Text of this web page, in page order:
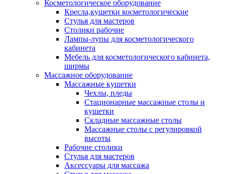
Косметологическое оборудование
Кресла,кушетки косметологические
Стулья для мастеров
Столики рабочие
Лампы-лупы для косметологического
кабинета
Мебель для косметологического кабинета,
ширмы
Массажное оборудование
Массажные кушетки
Чехлы, пледы
Стационарные массажные столы и
кушетки
Складные массажные столы
Массажные столы с регулировкой
высоты
Рабочие столики
Стулья для мастеров
Аксессуары для массажа